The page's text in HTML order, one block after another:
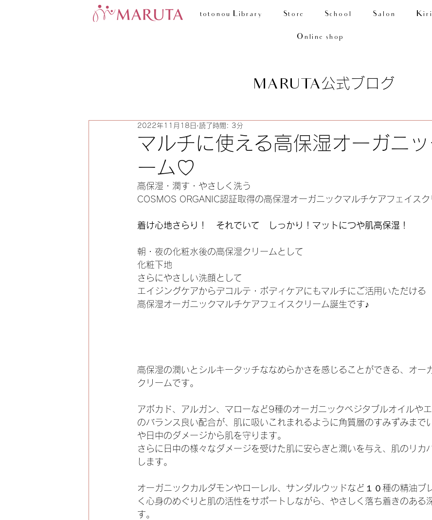
totonou Library Store School Salon
Online shop
MARUTA公式ブログ
マルチに使える高保湿オーガニッ
ーム♡
2022年11月18日 読了時間: 3分
高保湿・潤す・やさしく洗う
COSMOS ORGANIC認証取得の高保湿オーガニックマルチケアフェイスク
着け心地さらり！　それでいて　しっかり！マットにつや肌高保湿！
朝・夜の化粧水後の高保湿クリームとして
化粧下地
さらにやさしい洗顔として
エイジングケアからデコルテ・ボディケアにもマルチにご活用いただける
高保湿オーガニックマルチケアフェイスクリーム誕生です♪
高保湿の潤いとシルキータッチななめらかさを感じることができる、オー
クリームです。
アボカド、アルガン、マローなど9種のオーガニックベジタブルオイルや
のバランス良い配合が、肌に吸いこれまれるように角質層のすみずみまで
や日中のダメージから肌を守ります。
さらに日中の様々なダメージを受けた肌に安らぎと潤いを与え、肌のリカ
します。
オーガニックカルダモンやローレル、サンダルウッドなど１０種の精油ブ
く心身のめぐりと肌の活性をサポートしながら、やさしく落ち着きのある
す。